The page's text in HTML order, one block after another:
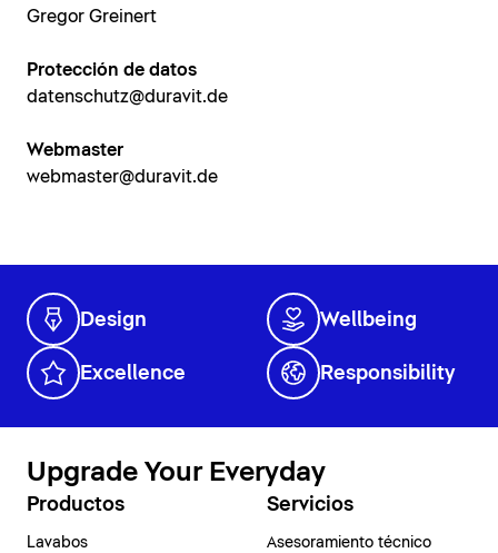
Gregor Greinert
Protección de datos
datenschutz@duravit.de
Webmaster
webmaster@duravit.de
Design Wellbeing
Excellence Responsibility
Upgrade Your Everyday
Productos
Lavabos
Servicios
Asesoramiento técnico